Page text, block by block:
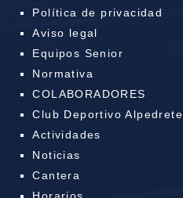
Política de privacidad
Aviso legal
Equipos Senior
Normativa
COLABORADORES
Club Deportivo Alpedrete
Actividades
Noticias
Cantera